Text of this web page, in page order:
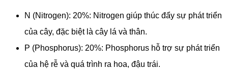
N (Nitrogen): 20%: Nitrogen giúp thúc đẩy sự phát triển
của cây, đặc biệt là cây lá và thân.
P (Phosphorus): 20%: Phosphorus hỗ trợ sự phát triển
của hệ rễ và quá trình ra hoa, đậu trái.